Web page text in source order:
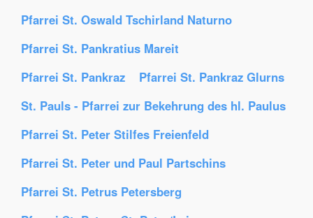
Pfarrei St. Oswald Tschirland Naturno
Pfarrei St. Pankratius Mareit
Pfarrei St. Pankraz
Pfarrei St. Pankraz Glurns
St. Pauls - Pfarrei zur Bekehrung des hl. Paulus
Pfarrei St. Peter Stilfes Freienfeld
Pfarrei St. Peter und Paul Partschins
Pfarrei St. Petrus Petersberg